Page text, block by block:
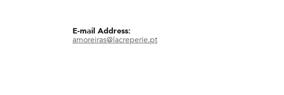
E-mail Address:
amoreiras@lacreperie.pt